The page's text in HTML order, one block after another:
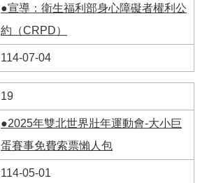
●宣導：衛生福利部身心障礙者權利公
約（CRPD）
114-07-04
19
●2025年雙北世界壯年運動會-大小巨
蛋賽事免費索票懶人包
114-05-01